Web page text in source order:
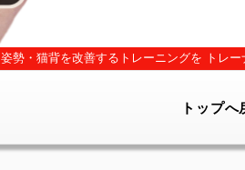
姿勢・猫背を改善するトレーニングを トレ
トップへ